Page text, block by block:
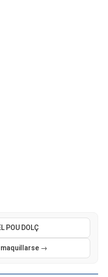
POU DOLÇ
maquillarse →